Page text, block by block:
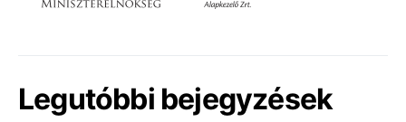
Legutóbbi bejegyzések